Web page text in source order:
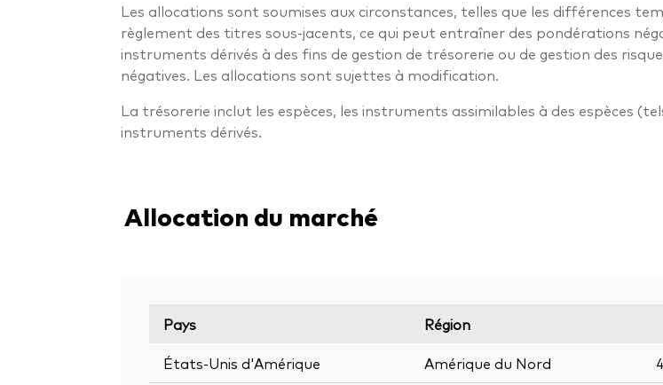
Les allocations sont soumises aux circonstances, telles que les différences
règlement des titres sous-jacents, ce qui peut entraîner des pondérations
instruments dérivés à des fins de gestion de trésorerie ou de gestion des
négatives. Les allocations sont sujettes à modification.
La trésorerie inclut les espèces, les instruments assimilables à des espèces
instruments dérivés.
Allocation du marché
Pays Région
États-Unis d'Amérique
Amérique du Nord